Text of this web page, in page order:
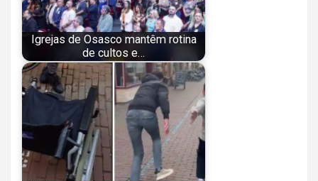
Igrejas de Osasco mantêm rotina
de cultos e…